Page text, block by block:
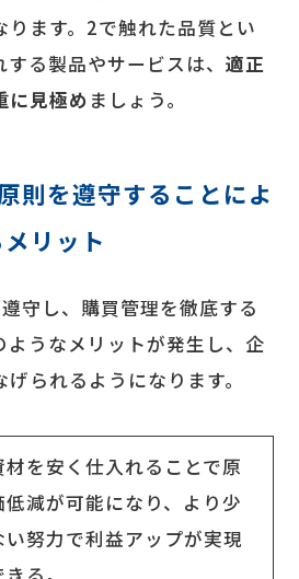
ります。2で触れた品質とい
する製品やサービスは、適正
に見極め ましょう。
則を遵守することによ
リット
守し、購買管理を徹底する
ようなメリットが発生し、企
られるようになります。
材を安く仕入れることで原
低減が可能になり、より少
い努力で利益アップが実現